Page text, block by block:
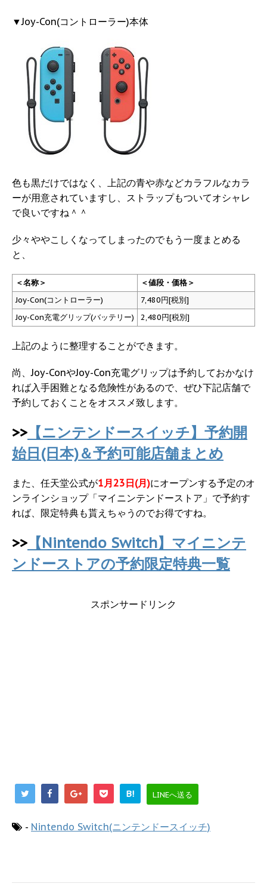
▼Joy-Con(コントローラー)本体
色も黒だけではなく、上記の青や赤などカラフルなカラ
ーが用意されていますし、ストラップもついてオシャレ
で良いですね＾＾
少々ややこしくなってしまったのでもう一度まとめる
と、
＜名称＞
＜値段・価格＞
Joy-Con(コントローラー)
7,480円[税別]
Joy-Con充電グリップ(バッテリー)
2,480円[税別]
上記のように整理することができます。
尚、Joy-ConやJoy-Con充電グリップは予約しておかなけ
れば入手困難となる危険性があるので、ぜひ下記店舗で
予約しておくことをオススメ致します。
>> 【ニンテンドースイッチ】予約開
始日(日本)＆予約可能店舗まとめ
また、任天堂公式が1月23日(月)にオープンする予定のオ
ンラインショップ「マイニンテンドーストア」で予約す
れば、限定特典も貰えちゃうのでお得ですね。
>> 【Nintendo Switch】マイニンテ
ンドーストアの予約限定特典一覧
スポンサードリンク
B! LINEへ送る
- Nintendo Switch(ニンテンドースイッチ)